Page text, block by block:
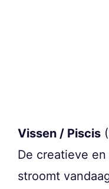
Vissen / Piscis
De creatieve
stroomt